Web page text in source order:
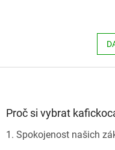
Proč si vybrat
1. Spokojenost našich